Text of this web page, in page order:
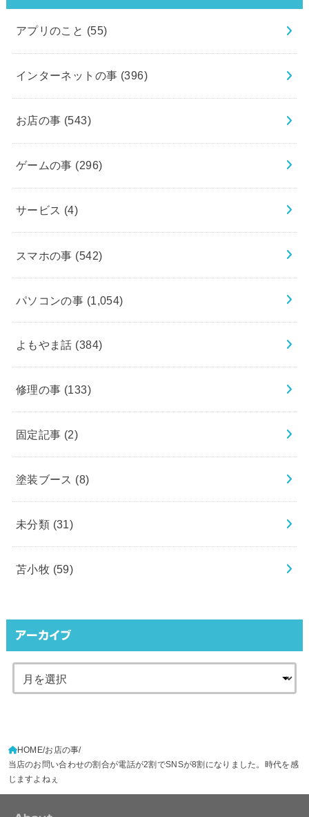
アプリのこと (55)
インターネットの事 (396)
お店の事 (543)
ゲームの事 (296)
サービス (4)
スマホの事 (542)
パソコンの事 (1,054)
よもやま話 (384)
修理の事 (133)
固定記事 (2)
塗装ブース (8)
未分類 (31)
苫小牧 (59)
アーカイブ
HOME お店の事
当店のお問い合わせの割合が電話が2割でSNSが8割になりました。時代を感
じますよねぇ